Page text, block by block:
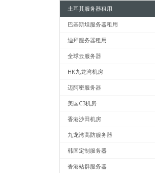
土耳其服务器租用
巴基斯坦服务器租用
迪拜服务器租用
全球云服务器
HK九龙湾机房
迈阿密服务器
美国C3机房
香港沙田机房
九龙湾高防服务器
韩国定制服务器
香港站群服务器